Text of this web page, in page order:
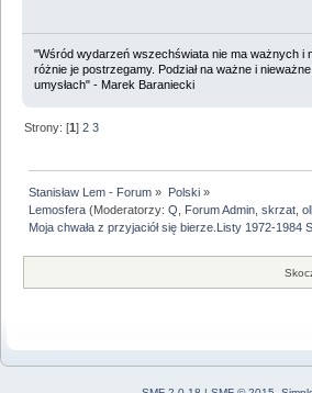
"Wśród wydarzeń wszechświata nie ma ważnych i
różnie je postrzegamy. Podział na ważne i
umysłach" - Marek Baraniecki
Strony: [1]2 3
Stanisław Lem - Forum » Polski»
Lemosfera (Moderatorzy:Q Forum Admin ,skrzat ,
Moja chwała z przyjaciół się bierze.Listy 1972-1984